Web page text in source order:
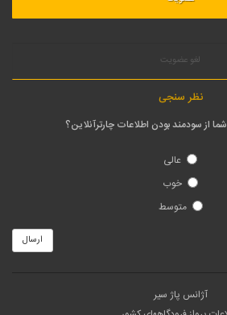
لغو عضویت
نظر سنجی
از سودمند بودن اطلاعات چارترآنلاین؟
عالی
خوب
متوسط
ارسال
آژانس پاژ سیر